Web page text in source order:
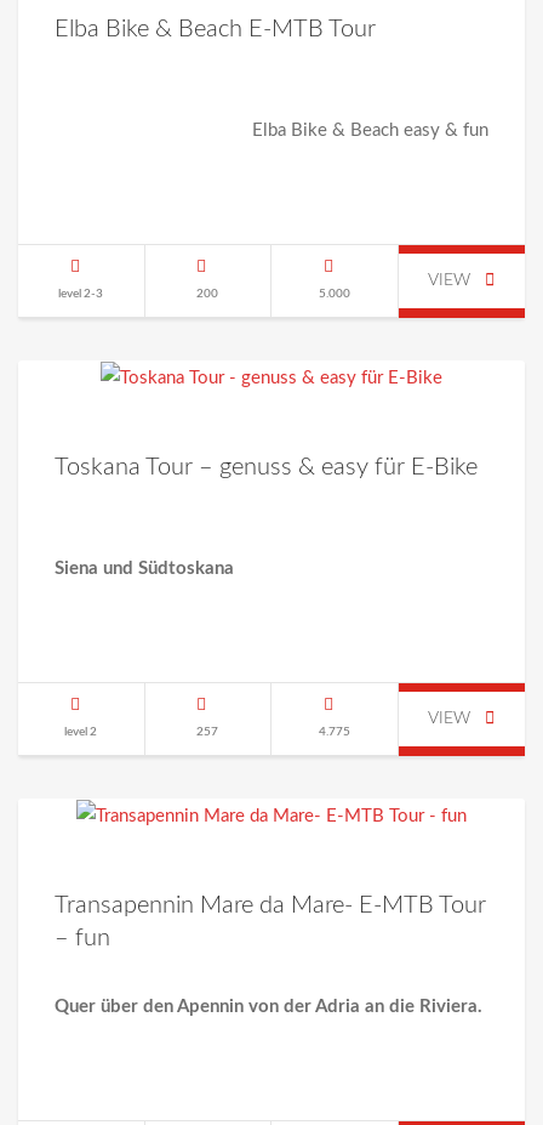
Elba Bike & Beach E-MTB Tour
Elba Bike & Beach easy & fun
level 2-3 200 5.000
VIEW
Toskana Tour – genuss & easy für E-Bike
Siena und Südtoskana
level 2 257 4.775
VIEW
Transapennin Mare da Mare- E-MTB Tour
– fun
Quer über den Apennin von der Adria an die Riviera.